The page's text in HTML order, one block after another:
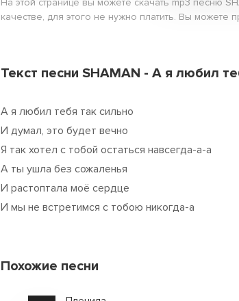
На этой странице вы можете скачать mp3 песню
качестве, для этого не нужно платить. Вы можете
Текст песни SHAMAN - А я любил
А я любил тебя так сильно
И думал, это будет вечно
Я так хотел с тобой остаться навсегда-а-а
А ты ушла без сожаленья
И растоптала моё сердце
И мы не встретимся с тобою никогда-а
Похожие песни